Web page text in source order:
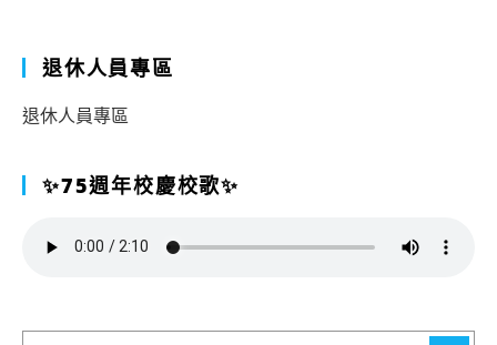
退休人員專區
退休人員專區
✨75週年校慶校歌✨